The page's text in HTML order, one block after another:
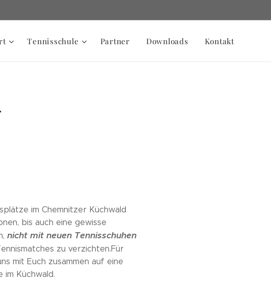
Tennisschule Partner Downloads Kontakt
im Chemnitzer Küchwald
bis auch eine gewisse
nicht mit neuen Tennisschuhen
zu verzichten.Für
mit Euch zusammen auf eine
im Küchwald.